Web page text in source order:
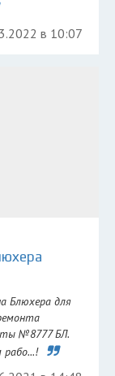
в 10:07
Блюхера для
№8777 БЛ.